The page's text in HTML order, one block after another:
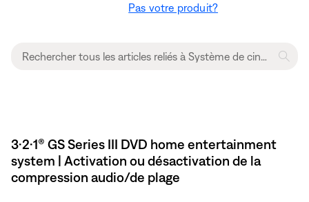
Pas votre produit?
3·2·1® GS Series III DVD home entertainment
system | Activation ou désactivation de la
compression audio/de plage